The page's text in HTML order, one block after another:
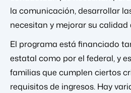
la comunicación, desarrollar
necesitan y mejorar su calidad
El programa está financiado
estatal como por el federal, y
familias que cumplen ciertos
requisitos de ingresos. Hay